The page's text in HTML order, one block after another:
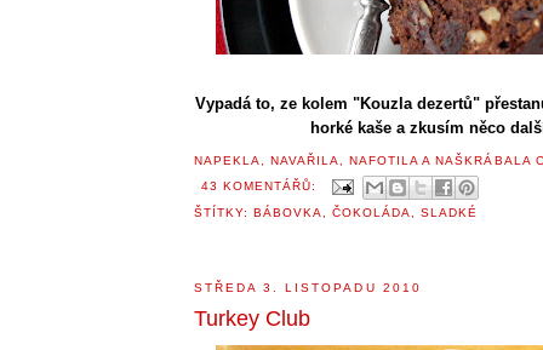
Vypadá to, ze kolem "Kouzla dezertů"
horké kaše a zkusím něco
NAPEKLA, NAVAŘILA, NAFOTILA A NAŠKRÁBALA
43 KOMENTÁŘŮ:
ŠTÍTKY:BÁBOVKA ,ČOKOLÁDA ,SLADKÉ
STŘEDA 3. LISTOPADU 2010
Turkey Club